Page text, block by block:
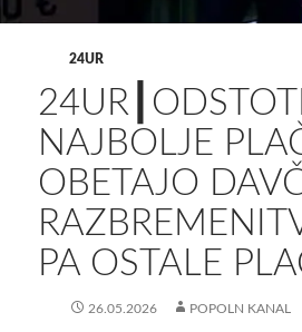
24UR
NAJBOLJE
OBETAJO
PA OSTALE
26.05.2026 POPOLN KANAL